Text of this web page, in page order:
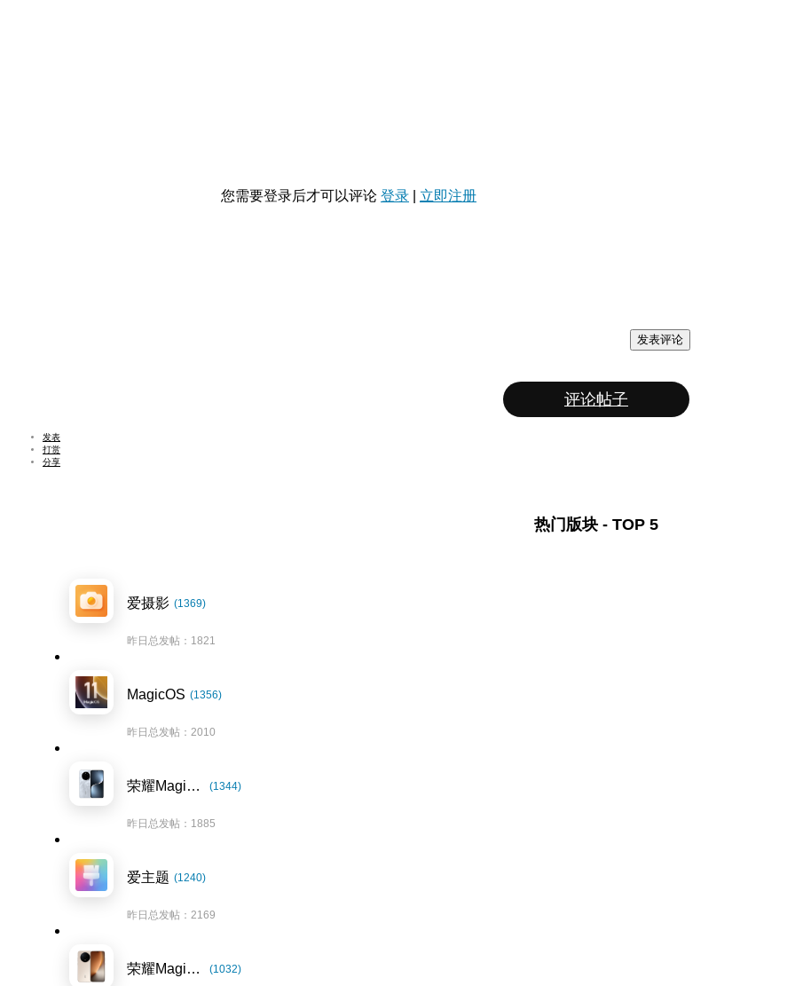
您需要登录后才可以评论 登录 立即注册
发表评论
评论帖子
发表
打赏
分享
热门版块 - TOP 5
爱摄影 (1369)
昨日总发帖：1821
MagicOS (1356)
昨日总发帖：2010
荣耀Magic7系列 (1344)
昨日总发帖：1885
爱主题 (1240)
昨日总发帖：2169
荣耀Magic8系列 (1032)